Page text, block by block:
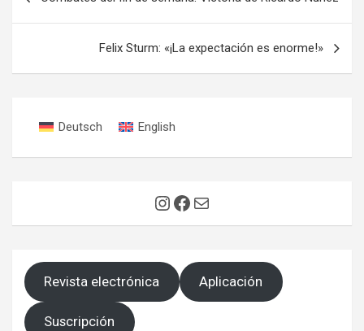
Felix Sturm: «¡La expectación es enorme!»
Deutsch English
Instagram
Facebook
Correo electrónico
Revista electrónica Aplicación
Suscripción